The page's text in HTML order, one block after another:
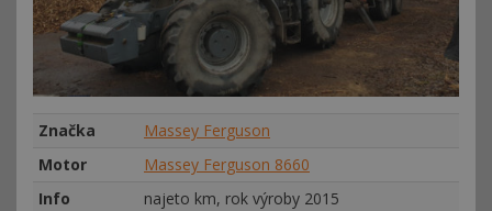
Značka
Massey Ferguson
Motor
Massey Ferguson 8660
Info
najeto km, rok výroby 2015